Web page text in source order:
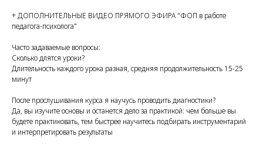
+ ДОПОЛНИТЕЛЬНЫЕ ВИДЕО ПРЯМОГО ЭФИРА "ФОП в работе
педагога-психолога"
Часто задаваемые вопросы:
Сколько длятся уроки?
Длительность каждого урока разная, средняя продолжительность 15-25
минут
После прослушивания курса я научусь проводить диагностики?
Да, вы изучите основы и останется дело за практикой: чем больше вы
будете практиковать, тем быстрее научитесь подбирать инструментарий
и интерпретировать результаты